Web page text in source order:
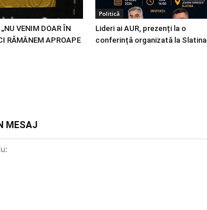
VENIM DOAR ÎN
RĂMÂNEM APROAPE
Politică
Lideri ai AUR, prezenți la o
conferință organizată la Slatina
MESAJ